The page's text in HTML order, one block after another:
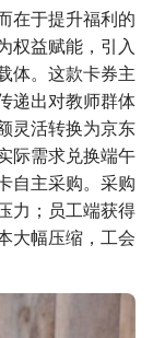
在于提升福利的
权益赋能，引入
体。这款卡券主
递出对教师群体
灵活转换为京东
际需求兑换端午
自主采购。采购
力；员工端获得
大幅压缩，工会